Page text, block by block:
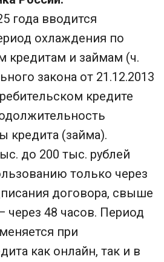
года вводится
охлаждения по
кредитам и займам (ч.
закона от 21.12.2013
кредите
кредита (займа).
до 200 тыс. рублей
только через
договора, свыше
через 48 часов. Период
при
как онлайн, так и в